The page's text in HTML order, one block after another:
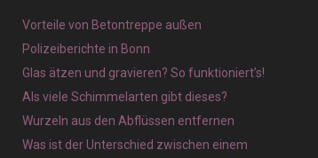
Vorteile von Betontreppe außen
Polizeiberichte in Bonn
Glas ätzen und gravieren? So funktioniert’s!
Als viele Schimmelarten gibt dieses?
Wurzeln aus den Abflüssen entfernen
Was ist der Unterschied zwischen einem